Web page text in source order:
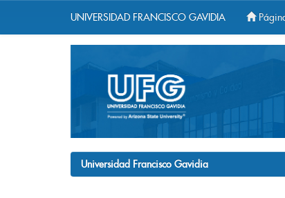
UNIVERSIDAD FRANCISCO GAVIDIA
Universidad Francisco Gavidia